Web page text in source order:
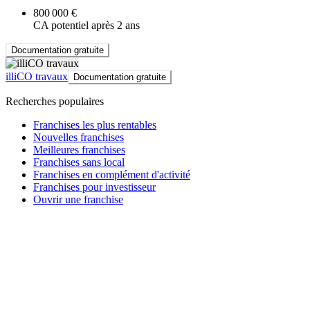
800 000 €
CA potentiel après 2 ans
Documentation gratuite
illiCO travaux Documentation gratuite
Recherches populaires
Franchises les plus rentables
Nouvelles franchises
Meilleures franchises
Franchises sans local
Franchises en complément d'activité
Franchises pour investisseur
Ouvrir une franchise